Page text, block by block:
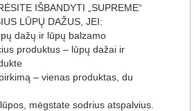
IŠBANDYTI „SUPREME“
LŪPŲ DAŽUS, JEI:
dažų ir lūpų balzamo
produktus – lūpų dažai ir
– vienas produktas, du
mėgstate sodrius atspalvius.